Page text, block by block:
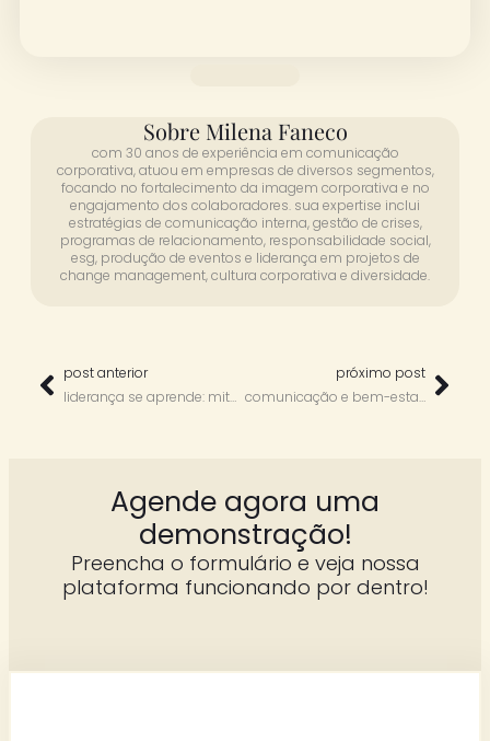
Sobre Milena Faneco
com 30 anos de experiência em comunicação
corporativa, atuou em empresas de diversos segmentos,
focando no fortalecimento da imagem corporativa e no
engajamento dos colaboradores. sua expertise inclui
estratégias de comunicação interna, gestão de crises,
programas de relacionamento, responsabilidade social,
esg, produção de eventos e liderança em projetos de
change management, cultura corporativa e diversidade.
post anterior
liderança se aprende: mitos, ferramentas e habilidades essenciais – com cláudia fajardo e maria regina damin
próximo post
comunicação e bem-estar no trabalho: o que vem antes? — com mônica teófilo
Agende agora uma
demonstração!
Preencha o formulário e veja nossa
plataforma funcionando por dentro!